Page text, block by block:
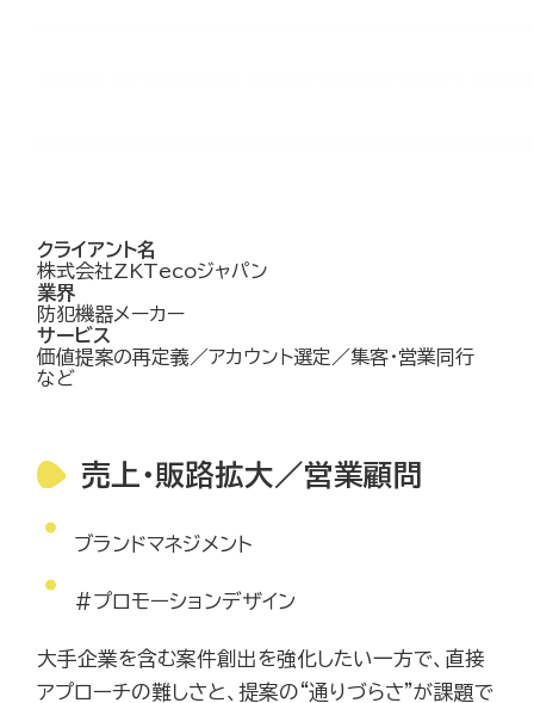
クライアント名
株式会社ZKTecoジャパン
業界
防犯機器メーカー
サービス
価値提案の再定義／アカウント選定／集客・営業同行
など
売上・販路拡大／営業顧問
ブランドマネジメント
#プロモーションデザイン
大手企業を含む案件創出を強化したい一方で、直接
アプローチの難しさと、提案の“通りづらさ”が課題で